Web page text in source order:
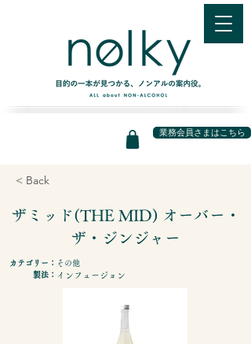
業務会員さまはこちら
< Back
ザミッド(THE MID) オーバー・
ザ・ジンジャー
カテゴリー： その他
製法： インフュージョン